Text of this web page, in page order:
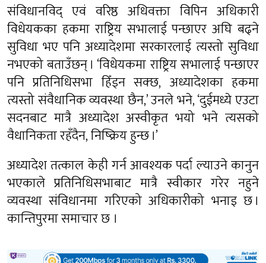
संविधानविद् एवं वरिष्ठ अधिवक्ता विपिन अधिकारी
विधेयकका हकमा राष्ट्रिय सभालाई पन्छाएर अघि बढ्ने
सुविधा भए पनि अध्यादेशमा सरकारलाई त्यस्तो सुविधा
नभएको बताउँछन् । ‘विधेयकमा राष्ट्रिय सभालाई पन्छाएर
पनि प्रतिनिधिसभा हिँड्न सक्छ, अध्यादेशका हकमा
त्यस्तो संवैधानिक व्यवस्था छैन,’ उनले भने, ‘दुईमध्ये एउटा
सदनबाट मात्रै अध्यादेश अस्वीकृत भयो भने त्यसको
वैधानिकता रहँदैन, निष्क्रिय हुन्छ ।’
अध्यादेश तत्काल केही गर्न आवश्यक पर्दा ल्याउने कानुन
भएकाले प्रतिनिधिसभाबाट मात्रै स्वीकार गरेर नहुने
व्यवस्था संविधानमा गरिएको अधिकारीको भनाइ छ ।
कान्तिपुरमा समाचार छ ।